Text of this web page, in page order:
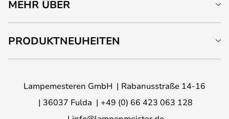
MEHR ÜBER
PRODUKTNEUHEITEN
Lampemesteren GmbH
Rabanusstraße 14-16
36037 Fulda
+49 (0) 66 423 063 128